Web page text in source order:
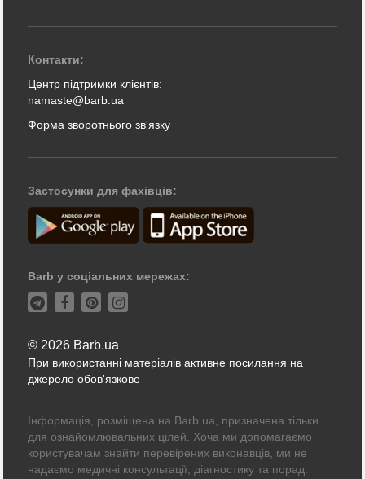
Контакти:
Центр підтримки клієнтів:
namaste@barb.ua
Форма зворотнього зв'язку
Застосунки для фахівців:
Barb у соціальних мережах:
© 2026 Barb.ua
При використанні матеріалів активне посилання на
джерело обов'язкове
Інформація, розміщена на Barb.ua, призначена тільки
для ознайомлювальних цілей. Хоча ми допомагаємо
користувачам знайти перевірених виконавців, ми не
надаємо медичні консультації, діагностику та порад.